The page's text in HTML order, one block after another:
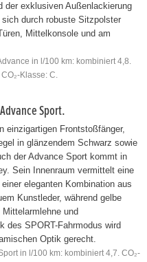
der exklusiven Außenlackierung
durch robuste Sitzpolster
Mittelkonsole und am
in l/100 km: kombiniert 4,8.
Klasse: C.
Sport.
einzigartigen Frontstoßfänger,
in glänzendem Schwarz sowie
der Advance Sport kommt in
Sein Innenraum vermittelt eine
eleganten Kombination aus
Kunstleder, während gelbe
und
des SPORT-Fahrmodus wird
Optik gerecht.
in l/100 km: kombiniert 4,7. CO₂-